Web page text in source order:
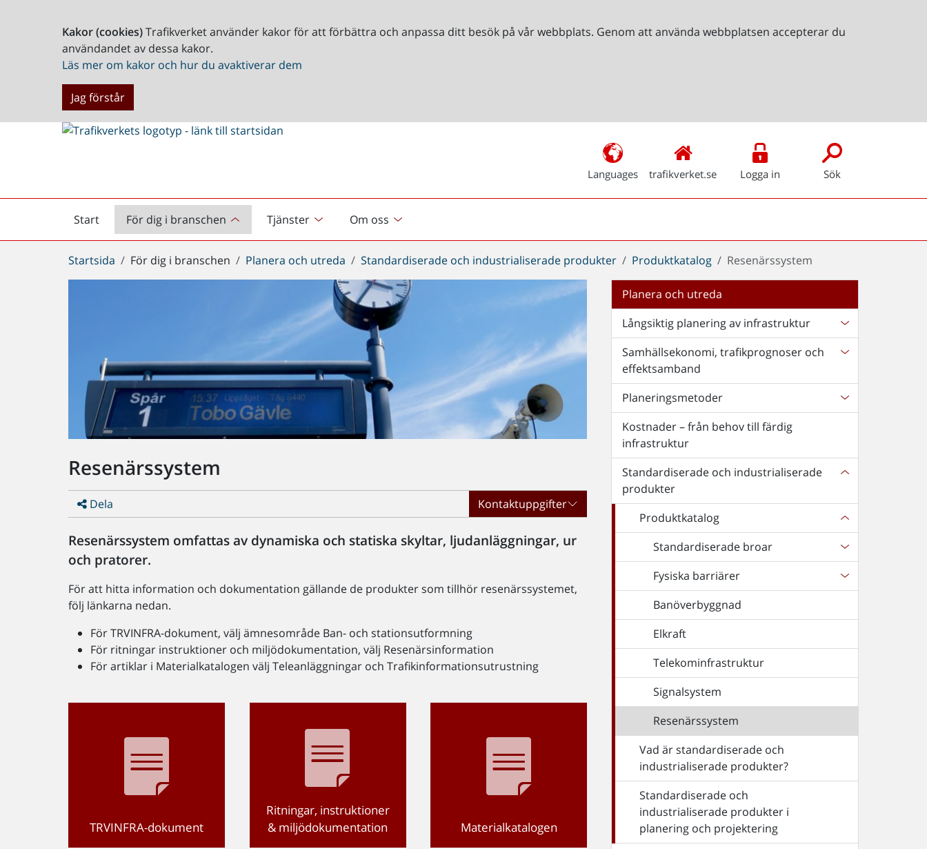
Kakor (cookies)Trafikverket använder kakor för att förbättra och anpassa ditt besök på vår webbplats. Genom att använda webbplatsen accepterar du
användandet av dessa kakor.
Läs mer om kakor och hur du avaktiverar dem
Jag förstår
Languages trafikverket.se Logga in Sök
Start
Startsida För dig i branschen Tjänster Om oss
Du
är
Startsida För dig i branschen Planera och utreda Standardiserade och industrialiserade produkter Produktkatalog Resenärssystem
Resenärssystem
Dela Kontaktuppgifter
Resenärssystem omfattas av dynamiska och statiska skyltar, ljudanläggningar, ur
och pratorer.
För att hitta information och dokumentation gällande de produkter som tillhör resenärssystemet,
följ länkarna nedan.
För TRVINFRA-dokument, välj ämnesområde Ban- och stationsutformning
För ritningar instruktioner och miljödokumentation, välj Resenärsinformation
För artiklar i Materialkatalogen välj Teleanläggningar och Trafikinformationsutrustning
TRVINFRA-dokument
Ritningar, instruktioner
& miljödokumentation
Materialkatalogen
Planera och utreda
Långsiktig planering av infrastruktur
Samhällsekonomi, trafikprognoser och
effektsamband
Planeringsmetoder
Kostnader – från behov till färdig
infrastruktur
Standardiserade och industrialiserade
produkter
Produktkatalog
Standardiserade broar
Fysiska barriärer
Banöverbyggnad
Elkraft
Telekominfrastruktur
Signalsystem
Resenärssystem
Vad är standardiserade och
industrialiserade produkter?
Standardiserade och
industrialiserade produkter i
planering och projektering